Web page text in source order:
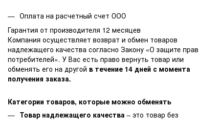
Оплата на расчетный счет ООО
Гарантия от производителя 12 месяцев
Компания осуществляет возврат и обмен товаров
надлежащего качества согласно Закону «О защите прав
потребителей». У Вас есть право вернуть товар или
обменять его на другой в течение 14 дней с момента
получения заказа.
Категории товаров, которые можно обменять
Товар надлежащего качества – это товар без